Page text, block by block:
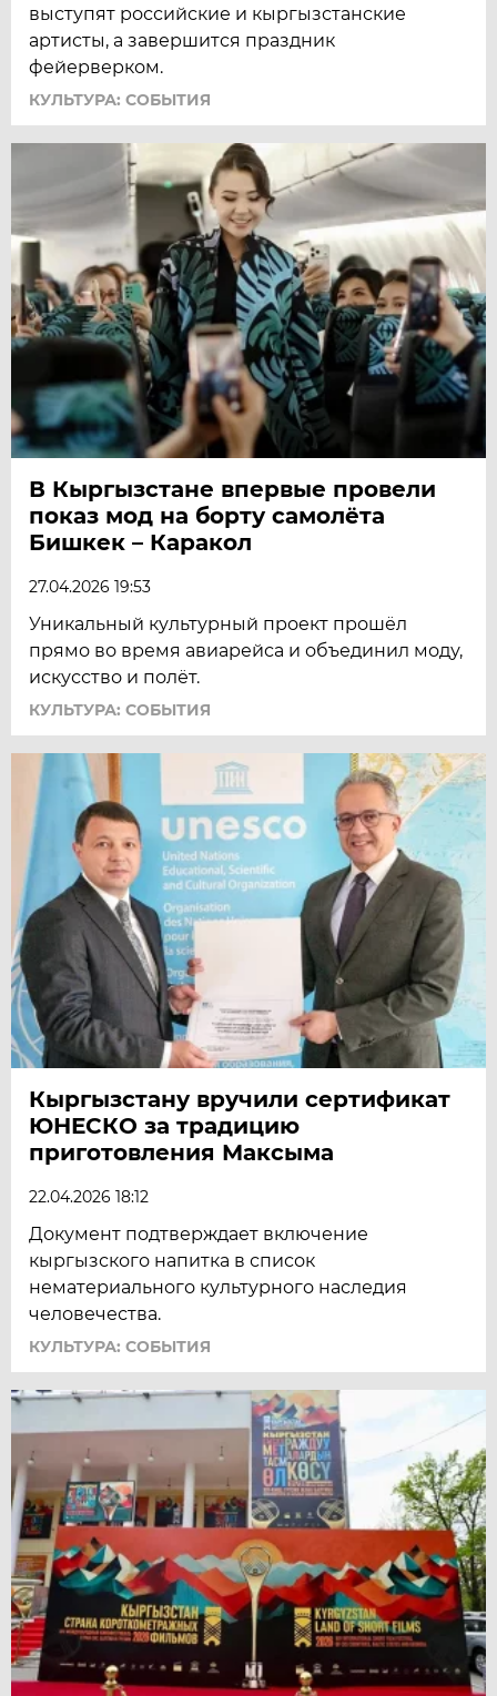
выступят российские и кыргызстанские
артисты, а завершится праздник
фейерверком.
КУЛЬТУРА: СОБЫТИЯ
В Кыргызстане впервые провели
показ мод на борту самолёта
Бишкек – Каракол
27.04.2026 19:53
Уникальный культурный проект прошёл
прямо во время авиарейса и объединил моду,
искусство и полёт.
КУЛЬТУРА: СОБЫТИЯ
Кыргызстану вручили сертификат
ЮНЕСКО за традицию
приготовления Максыма
22.04.2026 18:12
Документ подтверждает включение
кыргызского напитка в список
нематериального культурного наследия
человечества.
КУЛЬТУРА: СОБЫТИЯ